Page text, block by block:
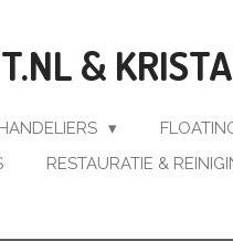
&
RESTAURATIE &